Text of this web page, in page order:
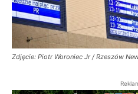
Zdjęcie: Piotr Woroniec Jr / Rzeszów